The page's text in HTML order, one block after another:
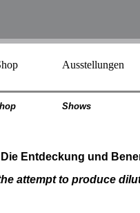
Ausstellungen
Shows
Entdeckung und
attempt to produce